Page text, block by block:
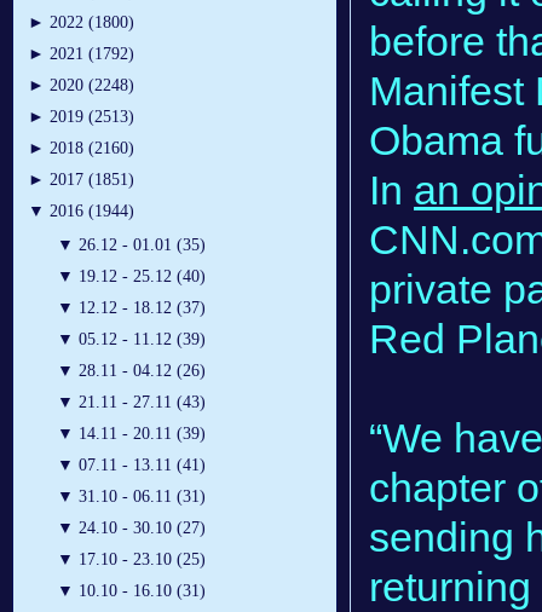
► 2022 (1800)
► 2021 (1792)
► 2020 (2248)
► 2019 (2513)
► 2018 (2160)
► 2017 (1851)
▼ 2016 (1944)
▼ 26.12 - 01.01 (35)
▼ 19.12 - 25.12 (40)
▼ 12.12 - 18.12 (37)
▼ 05.12 - 11.12 (39)
▼ 28.11 - 04.12 (26)
▼ 21.11 - 27.11 (43)
▼ 14.11 - 20.11 (39)
▼ 07.11 - 13.11 (41)
▼ 31.10 - 06.11 (31)
▼ 24.10 - 30.10 (27)
▼ 17.10 - 23.10 (25)
▼ 10.10 - 16.10 (31)
before
Manifest
Obama
In an
private
Red
“We
chapter
sending